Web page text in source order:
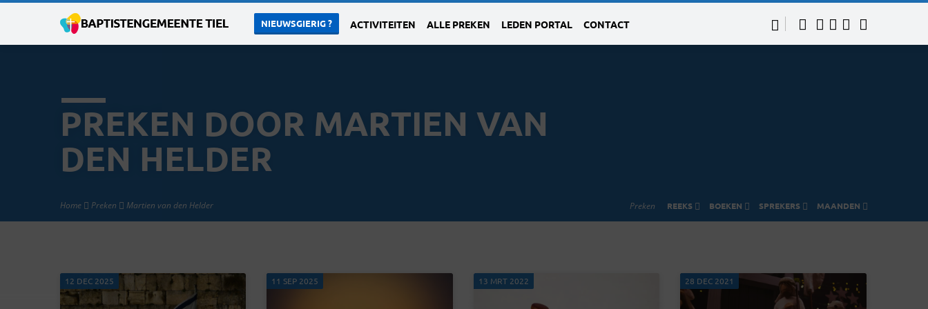
NIEUWSGIERIG ? ACTIVITEITEN ALLE PREKEN LEDEN PORTAL CONTACT
PREKEN DOOR MARTIEN VAN
DEN HELDER
Home Preken Martien van den Helder Preken REEKS BOEKEN SPREKERS MAANDEN
12 DEC 2025 11 SEP 2025 13 MRT 2022 28 DEC 2021